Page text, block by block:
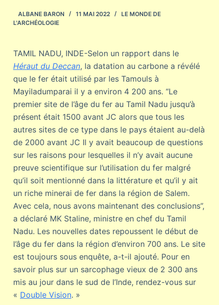
ALBANE BARON 11 MAI 2022
LE MONDE DE
L'ARCHÉOLOGIE
TAMIL NADU, INDE-Selon un rapport dans le
Héraut du Deccan, la datation au carbone a révélé
que le fer était utilisé par les Tamouls à
Mayiladumparai il y a environ 4 200 ans. “Le
premier site de l’âge du fer au Tamil Nadu jusqu’à
présent était 1500 avant JC alors que tous les
autres sites de ce type dans le pays étaient au-delà
de 2000 avant JC Il y avait beaucoup de questions
sur les raisons pour lesquelles il n’y avait aucune
preuve scientifique sur l’utilisation du fer malgré
qu’il soit mentionné dans la littérature et qu’il y ait
un riche minerai de fer dans la région de Salem.
Avec cela, nous avons maintenant des conclusions”,
a déclaré MK Staline, ministre en chef du Tamil
Nadu. Les nouvelles dates repoussent le début de
l’âge du fer dans la région d’environ 700 ans. Le site
est toujours sous enquête, a-t-il ajouté. Pour en
savoir plus sur un sarcophage vieux de 2 300 ans
mis au jour dans le sud de l’Inde, rendez-vous sur
« Double Vision. »